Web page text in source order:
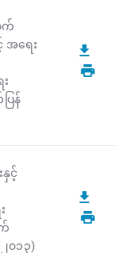
က်
ရေး
ြန်
နှင့်
၀၁၃)